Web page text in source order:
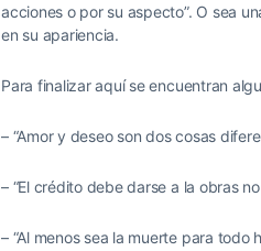
acciones o por su aspecto”. O sea
en su apariencia.
Para finalizar aquí se encuentran
– “Amor y deseo son dos cosas
– “El crédito debe darse a la obras
– “Al menos sea la muerte para todo